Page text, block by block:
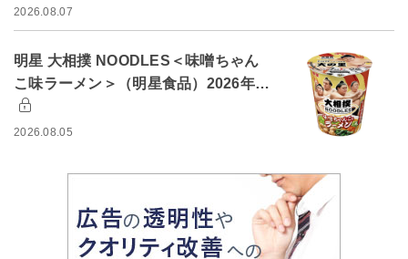
2026.08.07
明星 大相撲 NOODLES＜味噌ちゃん
こ味ラーメン＞（明星食品）2026年…
2026.08.05